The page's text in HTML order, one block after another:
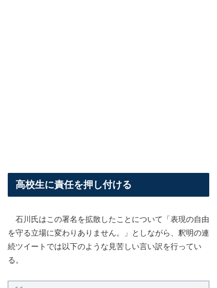
高校生に責任を押し付ける
石川氏はこの署名を拡散したことについて「表現の自由
を守る立場に変わりありません。」としながら、釈明の連
続ツイートでは以下のような見苦しい言い訳を行ってい
る。